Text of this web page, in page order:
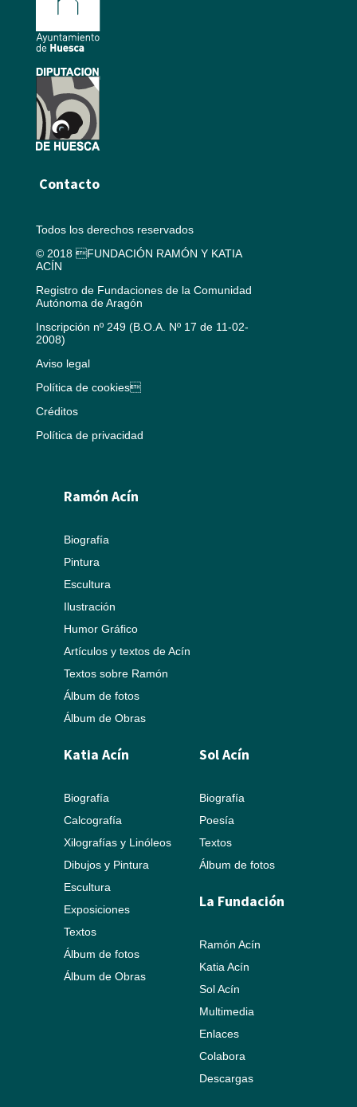
Contacto
Todos los derechos reservados
© 2018 FUNDACIÓN RAMÓN Y KATIA
ACÍN
Registro de Fundaciones de la Comunidad
Autónoma de Aragón
Inscripción nº 249 (B.O.A. Nº 17 de 11-02-
2008)
Aviso legal
Política de cookies
Créditos
Política de privacidad
Ramón Acín
Biografía
Pintura
Escultura
Ilustración
Humor Gráfico
Artículos y textos de Acín
Textos sobre Ramón
Álbum de fotos
Álbum de Obras
Katia Acín
Biografía
Calcografía
Xilografías y Linóleos
Dibujos y Pintura
Escultura
Exposiciones
Textos
Álbum de fotos
Álbum de Obras
Sol Acín
Biografía
Poesía
Textos
Álbum de fotos
La Fundación
Ramón Acín
Katia Acín
Sol Acín
Multimedia
Enlaces
Colabora
Descargas